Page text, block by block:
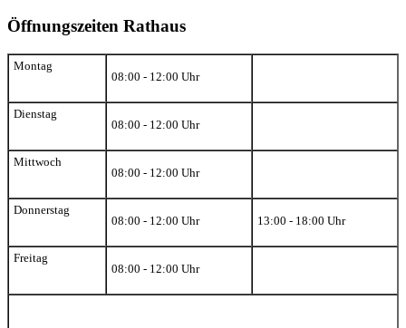
Öffnungszeiten Rathaus
Montag
08:00 - 12:00 Uhr
Dienstag
08:00 - 12:00 Uhr
Mittwoch
08:00 - 12:00 Uhr
Donnerstag
08:00 - 12:00 Uhr
13:00 - 18:00 Uhr
Freitag
08:00 - 12:00 Uhr